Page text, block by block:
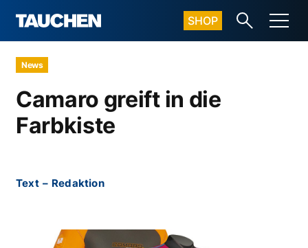
SHOP
News
Camaro greift in die
Farbkiste
Text – Redaktion